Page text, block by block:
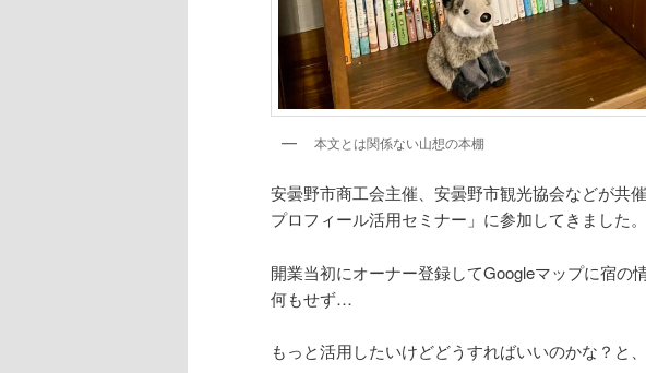
本文とは関係ない山想の本棚
安曇野市商工会主催、安曇野市観光協会などが共
プロフィール活用セミナー」に参加してきました。
開業当初にオーナー登録してGoogleマップに宿の
何もせず…
もっと活用したいけどどうすればいいのかな？と